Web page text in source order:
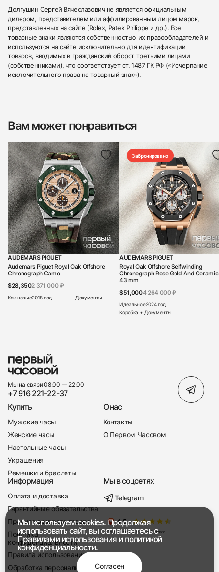
+7 916 221-22-37
Мы насвязи 08:00 — 19:00
Долгушин Сергей Вячеславович не является официальным
дилером, представителем или аффилированным лицом марок,
представленных на сайте (Rolex, Patek Philippe и др.). Все
товарные знаки являются собственностью их правообладателей и
используются на сайте исключительно для идентификации
товаров, вводимых в гражданский оборот третьими лицами
(собственниками), что соответствует ст. 1487 ГК РФ («Исчерпание
исключительного права на товарный знак»).
Вам может понравиться
AUDEMARS PIGUET
Audemars Piguet Royal Oak Offshore
Chronograph Camo
$28,3502 371 000 ₽
Как новые2018 год Документы
Забронировано
AUDEMARS PIGUET
Royal Oak Offshore Selfwinding
Chronograph Rose Gold And Ceramic
43 mm
$51,0004 264 000 ₽
Идеальное2024 год
Коробка + Документы
Мы на связи 08:00 — 22:00
+7 916 221-22-37
Купить
Мужские часы
Женские часы
Настольные часы
Украшения
Ремешки и браслеты
О нас
Контакты
О Первом Часовом
Информация
Оплата и доставка
Гарантийные обязательства
Правила возврата товара
Политика
конфиденциальности
Правила использования
Обработка персональных
Мы в соцсетях
Telegram
Мы используем cookies. Продолжая
использовать сайт, вы соглашаетесь с
Правилами использованияи политикой
конфиденциальности.
Согласен